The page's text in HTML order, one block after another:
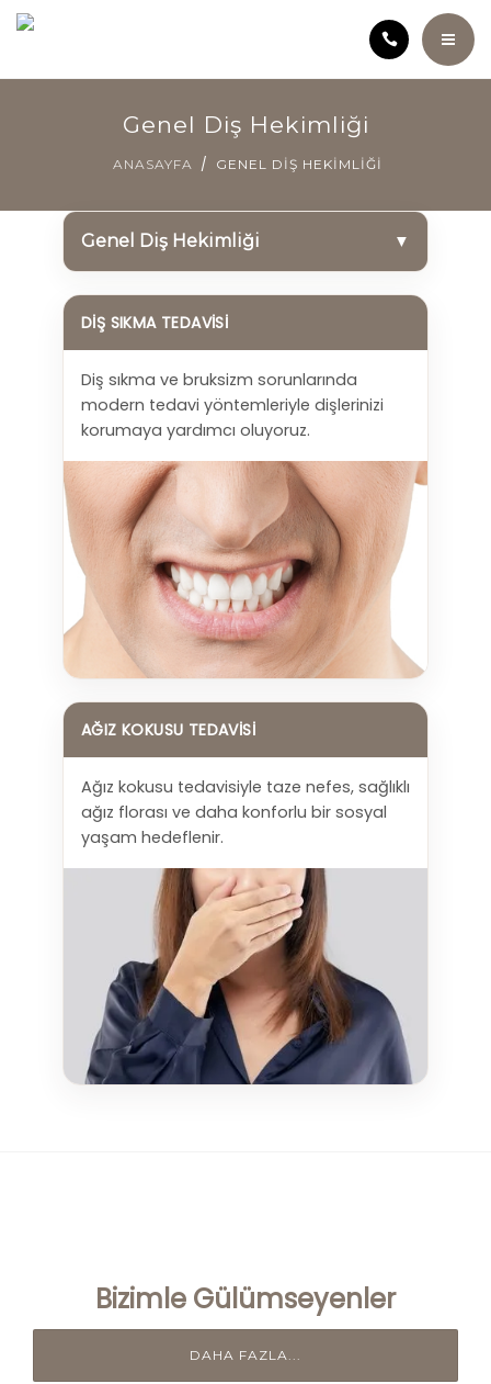
KURUCU HEKIM HATICE ÖZÇELIK
SAĞLIK ANSIKLOPEDISI
TEDAVILER
ÜCRET POLITIKAMIZ
VIDEOLAR
İLETIŞIM
Genel Diş Hekimliği
ANASAYFA GENEL DIŞ HEKIMLIĞI
Genel Diş Hekimliği ▼
DIŞ SIKMA TEDAVISI
Diş sıkma ve bruksizm sorunlarında
modern tedavi yöntemleriyle dişlerinizi
korumaya yardımcı oluyoruz.
AĞIZ KOKUSU TEDAVISI
Ağız kokusu tedavisiyle taze nefes, sağlıklı
ağız florası ve daha konforlu bir sosyal
yaşam hedeflenir.
Bizimle Gülümseyenler
DAHA FAZLA...